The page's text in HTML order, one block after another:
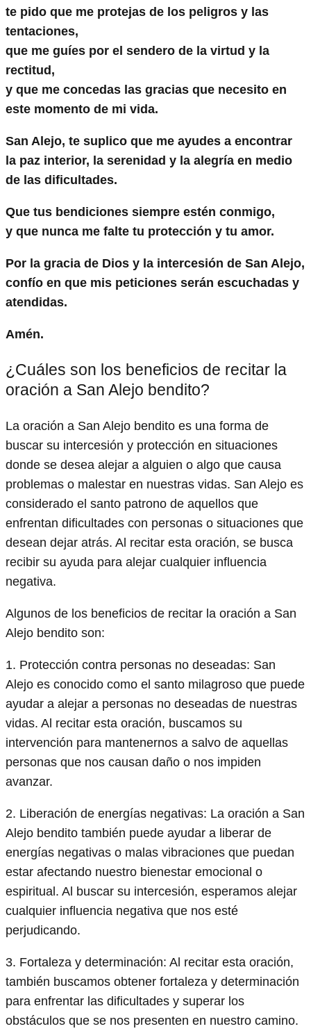
te pido que me protejas de los peligros y las
tentaciones,
que me guíes por el sendero de la virtud y la
rectitud,
y que me concedas las gracias que necesito en
este momento de mi vida.
San Alejo, te suplico que me ayudes a encontrar
la paz interior, la serenidad y la alegría en medio
de las dificultades.
Que tus bendiciones siempre estén conmigo,
y que nunca me falte tu protección y tu amor.
Por la gracia de Dios y la intercesión de San Alejo,
confío en que mis peticiones serán escuchadas y
atendidas.
Amén.
¿Cuáles son los beneficios de recitar la
oración a San Alejo bendito?
La oración a San Alejo bendito es una forma de
buscar su intercesión y protección en situaciones
donde se desea alejar a alguien o algo que causa
problemas o malestar en nuestras vidas. San Alejo es
considerado el santo patrono de aquellos que
enfrentan dificultades con personas o situaciones que
desean dejar atrás. Al recitar esta oración, se busca
recibir su ayuda para alejar cualquier influencia
negativa.
Algunos de los beneficios de recitar la oración a San
Alejo bendito son:
1. Protección contra personas no deseadas: San
Alejo es conocido como el santo milagroso que puede
ayudar a alejar a personas no deseadas de nuestras
vidas. Al recitar esta oración, buscamos su
intervención para mantenernos a salvo de aquellas
personas que nos causan daño o nos impiden
avanzar.
2. Liberación de energías negativas: La oración a San
Alejo bendito también puede ayudar a liberar de
energías negativas o malas vibraciones que puedan
estar afectando nuestro bienestar emocional o
espiritual. Al buscar su intercesión, esperamos alejar
cualquier influencia negativa que nos esté
perjudicando.
3. Fortaleza y determinación: Al recitar esta oración,
también buscamos obtener fortaleza y determinación
para enfrentar las dificultades y superar los
obstáculos que se nos presenten en nuestro camino.